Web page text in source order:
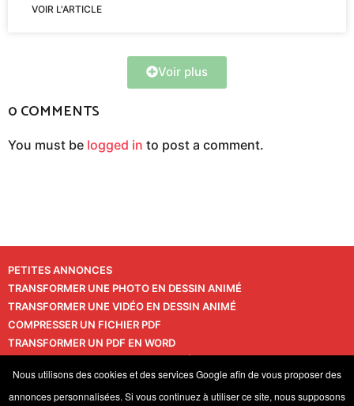
VOIR L'ARTICLE
Voir plus
0 COMMENTS
You must be logged in to post a comment.
PETITES ANNONCES
TRANSFORMER UNE PHOTO EN DESSIN ANIMÉ
TRANSFORMER UNE VIDÉO EN DESSIN ANIMÉ
COMPRESSER UN FICHIER PDF
TRANSFORMER UN PDF EN WORD
VIE PRIVÉE
Nous utilisons des cookies et des services Google afin de vous proposer des
annonces personnalisées. Si vous continuez à utiliser ce site, nous supposons